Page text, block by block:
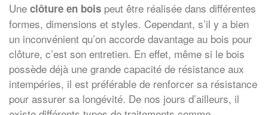
Une clôture en bois peut être réalisée dans différentes
formes, dimensions et styles. Cependant, s’il y a bien
un inconvénient qu’on accorde davantage au bois pour
clôture, c’est son entretien. En effet, même si le bois
possède déjà une grande capacité de résistance aux
intempéries, il est préférable de renforcer sa résistance
pour assurer sa longévité. De nos jours d’ailleurs, il